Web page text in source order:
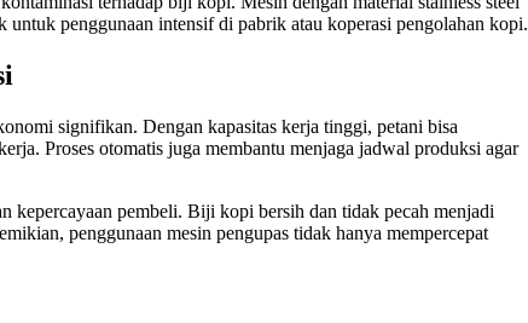
penggunaan intensif di pabrik atau koperasi pengolahan kopi.
signifikan. Dengan kapasitas kerja tinggi, petani bisa
Proses otomatis juga membantu menjaga jadwal produksi agar
kepercayaan pembeli. Biji kopi bersih dan tidak pecah menjadi
penggunaan mesin pengupas tidak hanya mempercepat